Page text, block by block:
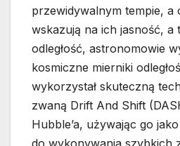
przewidywalnym tempie, a
wskazują na ich jasność, a
odległość, astronomowie
kosmiczne mierniki
wykorzystał skuteczną
zwaną Drift And Shift
Hubble’a, używając go